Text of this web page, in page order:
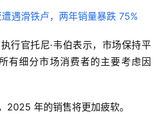
行官托尼·韦伯表示，市场保持平
有细分市场消费者的主要考虑因
2025 年的销售将更加疲软。